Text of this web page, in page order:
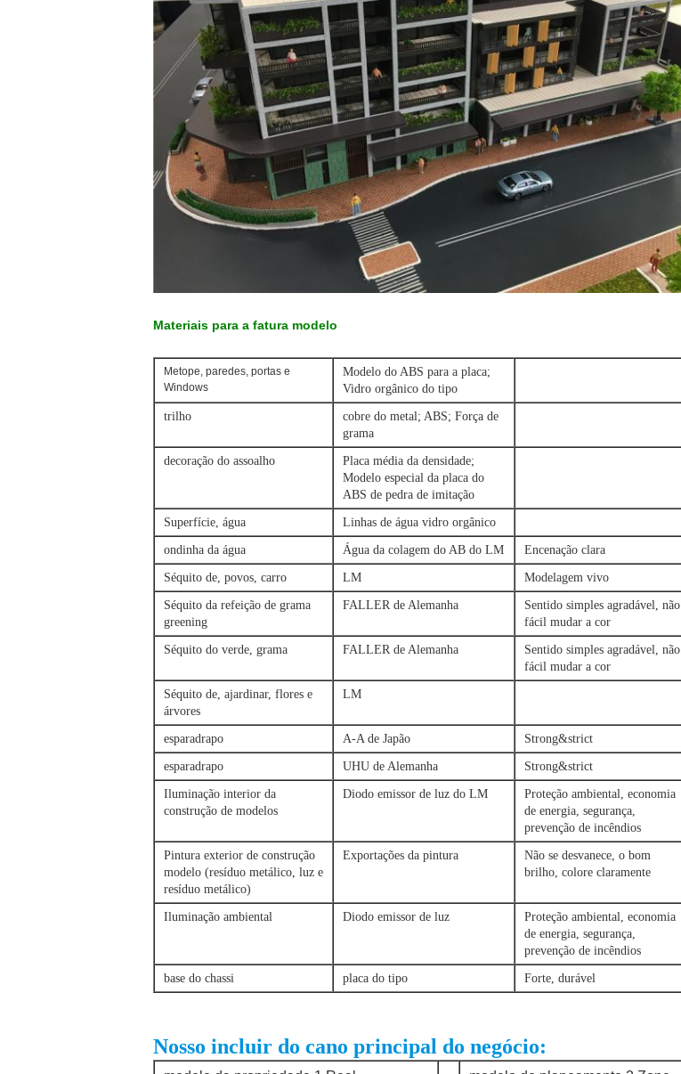
Materiais para a fatura modelo
Metope, paredes, portas e
Windows
Modelo do ABS para a placa;
Vidro orgânico do tipo
trilho
cobre do metal; ABS; Força de
grama
decoração do assoalho
Placa média da densidade;
Modelo especial da placa do
ABS de pedra de imitação
Superfície, água Linhas de água vidro orgânico
ondinha da água Água da colagem do AB do LM Encenação clara
Séquito de, povos, carro LM Modelagem vivo
Séquito da refeição de grama
greening
FALLER de Alemanha
Sentido simples agradável, não
fácil mudar a cor
Séquito do verde, grama FALLER de Alemanha
Sentido simples agradável, não
fácil mudar a cor
Séquito de, ajardinar, flores e
árvores
LM
esparadrapo A-A de Japão Strong&strict
esparadrapo UHU de Alemanha Strong&strict
Iluminação interior da
construção de modelos
Diodo emissor de luz do LM
Proteção ambiental, economia
de energia, segurança,
prevenção de incêndios
Pintura exterior de construção
modelo (resíduo metálico, luz e
resíduo metálico)
Exportações da pintura
Não se desvanece, o bom
brilho, colore claramente
Iluminação ambiental Diodo emissor de luz
Proteção ambiental, economia
de energia, segurança,
prevenção de incêndios
base do chassi placa do tipo Forte, durável
Nosso incluir do cano principal do negócio: